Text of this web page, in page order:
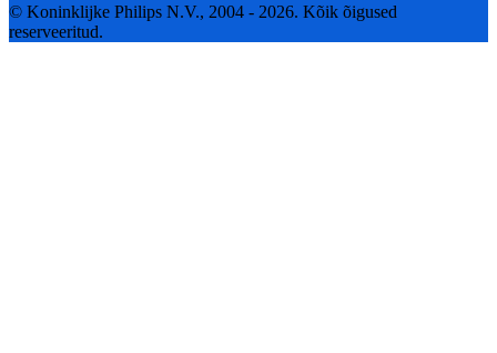
© Koninklijke Philips N.V., 2004 - 2026. Kõik õigused
reserveeritud.